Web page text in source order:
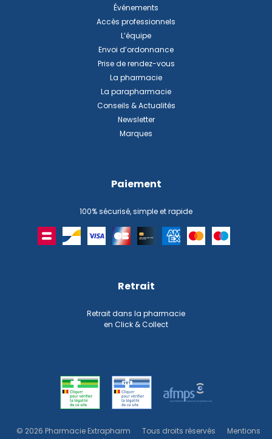
Événements
Accès professionnels
L’équipe
Envoi d’ordonnance
Prise de rendez-vous
La pharmacie
La parapharmacie
Conseils & Actualités
Newsletter
Marques
Paiement
100% sécurisé, simple et rapide
Retrait
Retrait dans la pharmacie
en Click & Collect
© 2026 Pharmacie Extrapharm Tous droits réservés
Mentions